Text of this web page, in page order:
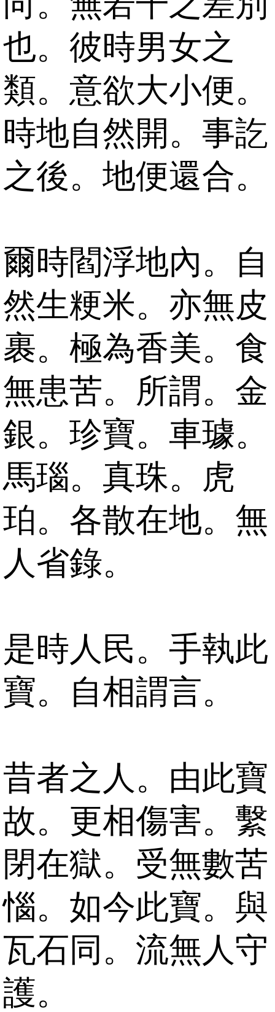
也。彼時男女之
類。意欲大小便。
時地自然開。事訖
之後。地便還合。
爾時閻浮地內。自
然生粳米。亦無皮
裹。極為香美。食
無患苦。所謂。金
銀。珍寶。車璩。
馬瑙。真珠。虎
珀。各散在地。無
人省錄。
是時人民。手執此
寶。自相謂言。
昔者之人。由此寶
故。更相傷害。繫
閉在獄。受無數苦
惱。如今此寶。與
瓦石同。流無人守
護。